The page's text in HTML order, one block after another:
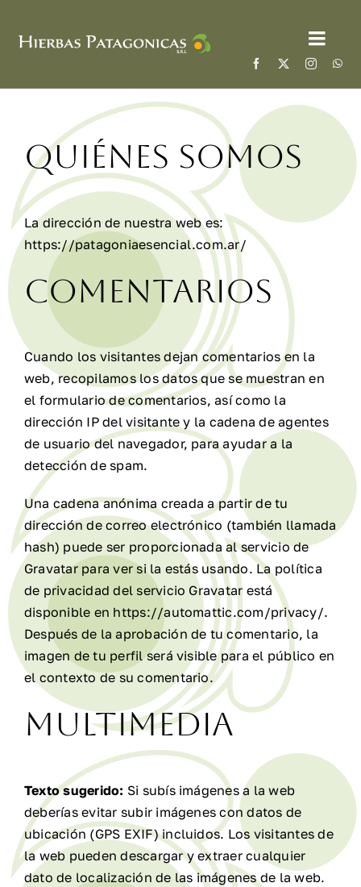
content
Nosotros
Aceites Esenciales
Noticias
Contactos
Log In
Quiénes somos
La dirección de nuestra web es:
https://patagoniaesencial.com.ar/
Comentarios
Cuando los visitantes dejan comentarios en la
web, recopilamos los datos que se muestran en
el formulario de comentarios, así como la
dirección IP del visitante y la cadena de agentes
de usuario del navegador, para ayudar a la
detección de spam.
Una cadena anónima creada a partir de tu
dirección de correo electrónico (también llamada
hash) puede ser proporcionada al servicio de
Gravatar para ver si la estás usando. La política
de privacidad del servicio Gravatar está
disponible en https://automattic.com/privacy/.
Después de la aprobación de tu comentario, la
imagen de tu perfil será visible para el público en
el contexto de su comentario.
Multimedia
Texto sugerido: Si subís imágenes a la web
deberías evitar subir imágenes con datos de
ubicación (GPS EXIF) incluidos. Los visitantes de
la web pueden descargar y extraer cualquier
dato de localización de las imágenes de la web.